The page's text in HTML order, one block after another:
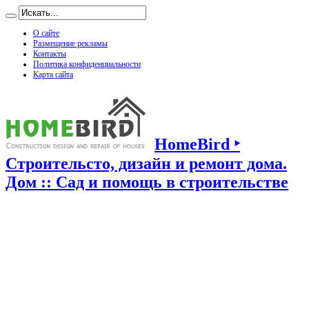
О сайте
Размещение рекламы
Контакты
Политика конфиденциальности
Карта сайта
HomeBird ‣
Строительсто, дизайн и ремонт дома.
Дом :: Сад и помощь в строительстве